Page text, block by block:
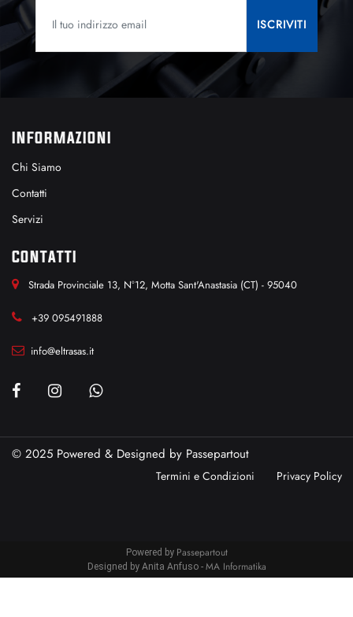
INFORMAZIONI
Chi Siamo
Contatti
Servizi
CONTATTI
Strada Provinciale 13, N°12, Motta Sant'Anastasia (CT) - 95040
+39 095491888
info@eltrasas.it
© 2025 Powered & Designed by Passepartout
Termini e Condizioni Privacy Policy
Powered by Passepartout
Designed by Anita Anfuso - MA Informatika